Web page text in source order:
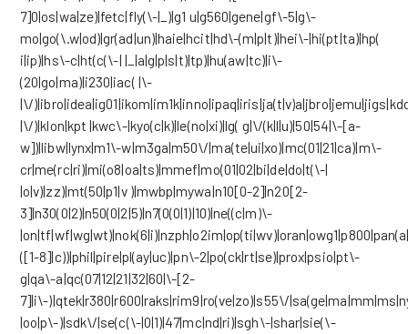
7]0|os|wa|ze)|fetc|fly(\-|_)|g1 u|g560|gene|gf\-5|g\-
mo|go(\.w|od)|gr(ad|un)|haie|hcit|hd\-(m|p|t)|hei\-|hi(pt|ta)|hp(
i|ip)|hs\-c|ht(c(\-| |_|a|g|p|s|t)|tp)|hu(aw|tc)|i\-
(20|go|ma)|i230|iac( |\-
|\/
|\/)|klon|kpt |kwc\-|kyo(c|k)|le(no|xi)|lg( g|\/(k|l|u)|50|54|\-[a-
w])|libw|lynx|m1\-w|m3ga|m50\/|ma(te|ui|xo)|mc(01|21|ca)|m\-
cr|me(rc|ri)|mi(o8|oa|ts)|mmef|mo(01|02|bi|de|do|t(\-|
|o|v)|zz)|mt(50|p1|v )|mwbp|mywa|n10[0-2]|n20[2-
3]|n30(0|2)|n50(0|2|5)|n7(0(0|1)|10)|ne((c|m)\-
([1-8]|c))|phil|pire|pl(ay|uc)|pn\-2|po(ck|rt|se)|prox|psio|pt\-
g|qa\-a|qc(07|12|21|32|60|\-[2-
7]|i\-)|qtek|r380|r600|raks|rim9|ro(ve|zo)|s55\/
|oo|p\-)|sdk\/|se(c(\-|0|1)|47|mc|nd|ri)|sgh\-|shar|sie(\-